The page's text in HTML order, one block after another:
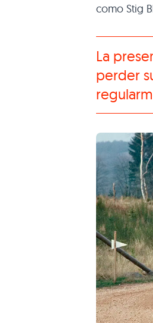
como Stig
La
perder